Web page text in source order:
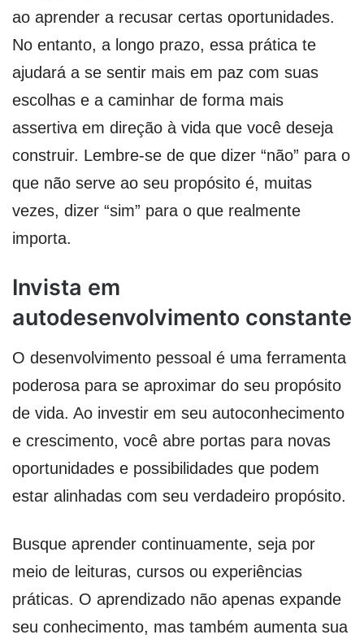
ao aprender a recusar certas oportunidades.
No entanto, a longo prazo, essa prática te
ajudará a se sentir mais em paz com suas
escolhas e a caminhar de forma mais
assertiva em direção à vida que você deseja
construir. Lembre-se de que dizer “não” para o
que não serve ao seu propósito é, muitas
vezes, dizer “sim” para o que realmente
importa.
Invista em
autodesenvolvimento constante
O desenvolvimento pessoal é uma ferramenta
poderosa para se aproximar do seu propósito
de vida. Ao investir em seu autoconhecimento
e crescimento, você abre portas para novas
oportunidades e possibilidades que podem
estar alinhadas com seu verdadeiro propósito.
Busque aprender continuamente, seja por
meio de leituras, cursos ou experiências
práticas. O aprendizado não apenas expande
seu conhecimento, mas também aumenta sua